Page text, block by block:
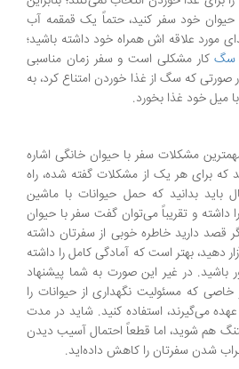
حیوان خود سفر کنید، حتماً یک قمقمه آب
علاقه اش همراه خود داشته باشید؛
سگکار مشکلی است و سفر زمان مناسبی
صورتی که سگ از غذا خوردن امتناع کرد، به
میل خود غذا بخورد.
مشکلات سفر با حیوان خانگی اشاره
که برای هر یک از مشکلات گفته شده، راه
باید بدانید که حمل حیوانات با ماشین
و تقریباً می‌توان گفت سفر با حیوان
دارید خاطره خوبی از سفرتان داشته
دهید، بهتر است که آمادگی کامل را داشته
باشید. در غیر این صورت به شما پیشنهاد
که مسئولیت نگهداری از حیوانات را
می‌گیرند، استفاده کنید. شاید در مدت
هم شوید، اما قطعاً احتمال آسیب دیدن
شدن سفرتان را کاهش داده‌اید.